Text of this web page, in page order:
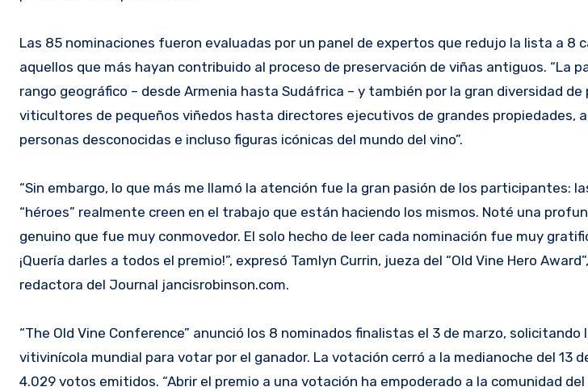
Las 85 nominaciones fueron evaluadas por un panel de expertos que redujo la lista a 8
aquellos que más hayan contribuido al proceso de preservación de viñas antiguos. “La
rango geográfico – desde Armenia hasta Sudáfrica – y también por la gran diversidad
viticultores de pequeños viñedos hasta directores ejecutivos de grandes propiedades,
personas desconocidas e incluso figuras icónicas del mundo del vino”.
“Sin embargo, lo que más me llamó la atención fue la gran pasión de los participantes:
“héroes” realmente creen en el trabajo que están haciendo los mismos. Noté una
genuino que fue muy conmovedor. El solo hecho de leer cada nominación fue muy
¡Quería darles a todos el premio!”, expresó Tamlyn Currin, jueza del “Old Vine Hero
redactora del Journal jancisrobinson.com.
“The Old Vine Conference” anunció los 8 nominados finalistas el 3 de marzo, solicitando
vitivinícola mundial para votar por el ganador. La votación cerró a la medianoche del 13
4.029 votos emitidos. “Abrir el premio a una votación ha empoderado a la comunidad